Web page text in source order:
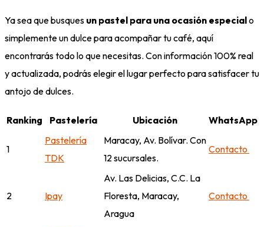
Ya sea que busques un pastel para una ocasión especialo
simplemente un dulce para acompañar tu café, aquí
encontrarás todo lo que necesitas. Con información 100% real
y actualizada, podrás elegir el lugar perfecto para satisfacer tu
antojo de dulces.
Ranking Pastelería Ubicación WhatsApp
1
Pastelería
TDK
Maracay, Av. Bolívar. Con
12 sucursales.
Contacto
2 Ipay
Av. Las Delicias, C.C. La
Floresta, Maracay,
Aragua
Contacto